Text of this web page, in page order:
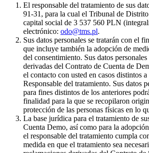
El responsable del tratamiento de sus
91-31, para la cual el Tribunal de
capital social de 3 537 560 PLN
electrónico: odo@tms.pl.
Sus datos personales se tratarán con el
que incluye también la adopción de
del consentimiento. Sus datos
derivadas del Contrato de Cuenta de
el contacto con usted en casos distintos
Responsable del tratamiento. Sus datos
para fines distintos de los anteriores
finalidad para la que se recopilaron
protección de las personas físicas en lo
La base jurídica para el tratamiento de
Cuenta Demo, así como para la
el responsable del tratamiento cumpla
medida en que el tratamiento sea